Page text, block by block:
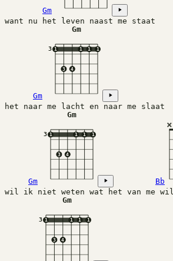
Gm
want nu het leven naast me staat
Gm
Gm
3 1
3 4
1 1 1
het naar me lacht en naar me slaat
Gm
Gm
3 1
3 4
1 1 1
Bb
×
wil ik niet weten wat het van me wil
Gm
3 1
3 4
1 1 1